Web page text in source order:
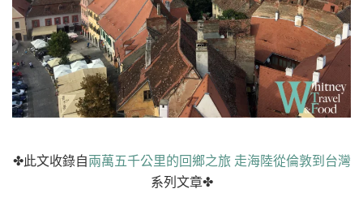
✤此文收錄自兩萬五千公里的回鄉之旅 走海陸從倫敦到台灣
系列文章✤